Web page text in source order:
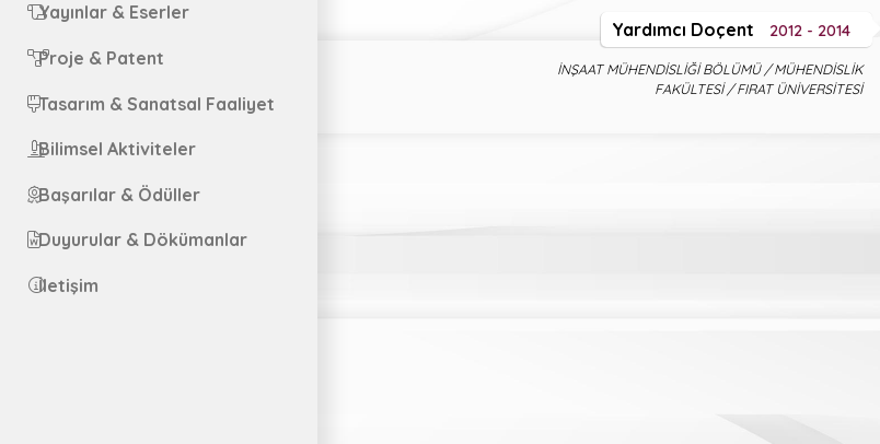
Yayınlar & Eserler
Proje & Patent
Tasarım & Sanatsal Faaliyet
Bilimsel Aktiviteler
Başarılar & Ödüller
Duyurular & Dökümanlar
İletişim
Yardımcı Doçent 2012 - 2014
İNŞAAT MÜHENDİSLİĞİ BÖLÜMÜ / MÜHENDİSLİK
FAKÜLTESİ / FIRAT ÜNİVERSİTESİ